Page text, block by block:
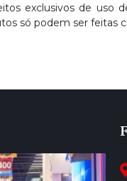
exclusivos de uso
só podem ser feitas